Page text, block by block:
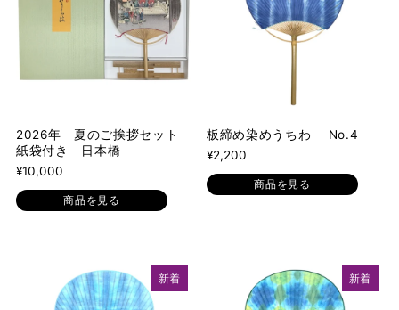
2026年 夏のご挨拶セット
紙袋付き 日本橋
¥10,000
商品を見る
板締め染めうちわ No.4
¥2,200
商品を見る
新着 新着